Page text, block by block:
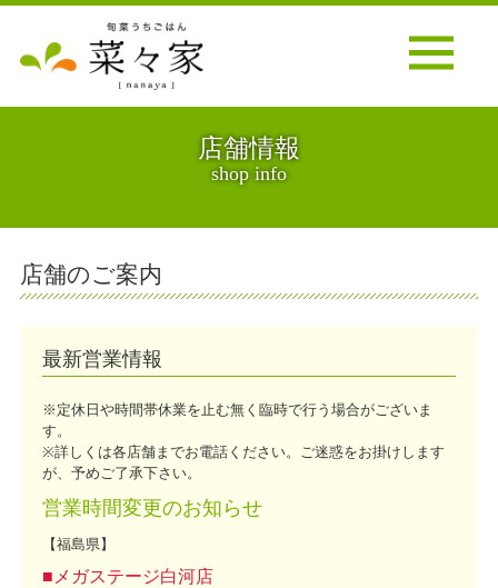
店舗情報
shop info
店舗のご案内
最新営業情報
※定休日や時間帯休業を止む無く臨時で行う場合がございま
す。
※詳しくは各店舗までお電話ください。ご迷惑をお掛けします
が、予めご了承下さい。
営業時間変更のお知らせ
【福島県】
■メガステージ白河店